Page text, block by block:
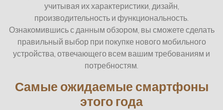
учитывая их характеристики, дизайн,
производительность и функциональность.
Ознакомившись с данным обзором, вы сможете сделать
правильный выбор при покупке нового мобильного
устройства, отвечающего всем вашим требованиям и
потребностям.
Самые ожидаемые смартфоны
этого года